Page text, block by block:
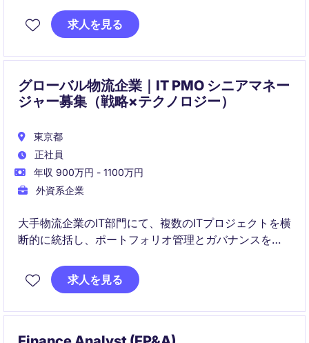
進まで一貫して担います。
求人を見る
グローバル物流企業｜IT PMO シニアマネー
ジャー募集（戦略×テクノロジー）
東京都
正社員
年収 900万円 - 1100万円
外資系企業
大手物流企業のIT部門にて、複数のITプロジェクトを横
断的に統括し、ポートフォリオ管理とガバナンスを担
物流×ITの戦略的パートナーとして、新規ビジネス立ち
求人を見る